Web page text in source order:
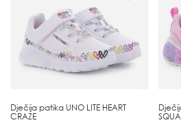
Dječija patika UNO LITE HEART
CRAZE